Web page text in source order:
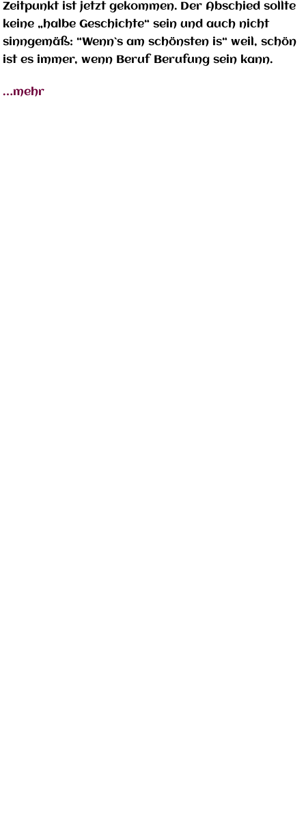
Zeitpunkt ist jetzt gekommen. Der Abschied sollte
keine „halbe Geschichte“ sein und auch nicht
sinngemäß: “Wenn`s am schönsten is“ weil, schön
ist es immer, wenn Beruf Berufung sein kann.
…mehr